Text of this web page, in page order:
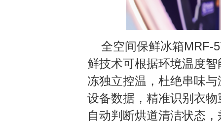
全空间保鲜冰箱MRF-
鲜技术可根据环境温度
冻独立控温，杜绝串味
设备数据，精准识别衣
自动判断烘道清洁状态